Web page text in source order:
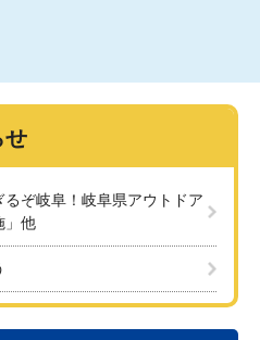
せ
ぞ岐阜！岐阜県アウトドア
」他